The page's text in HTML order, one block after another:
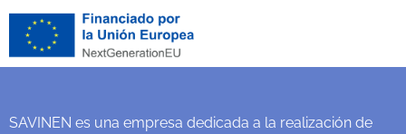
SAVINEN es una empresa dedicada a la realización de